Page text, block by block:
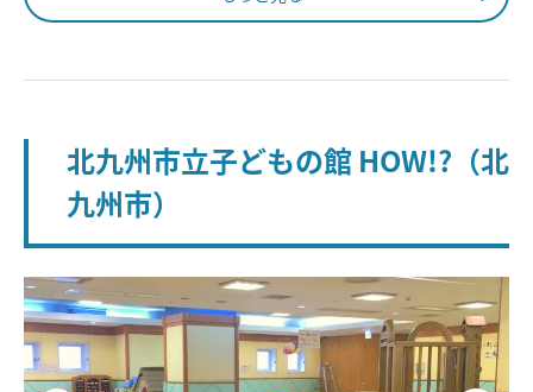
北九州市立子どもの館 HOW!?（北
九州市）